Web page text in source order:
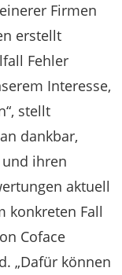
Firmen
erstellt
Fehler
Interesse,
stellt
dankbar,
ihren
aktuell
konkreten Fall
Coface
„Dafür können